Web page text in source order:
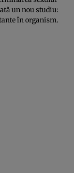
un nou studiu:
în organism.